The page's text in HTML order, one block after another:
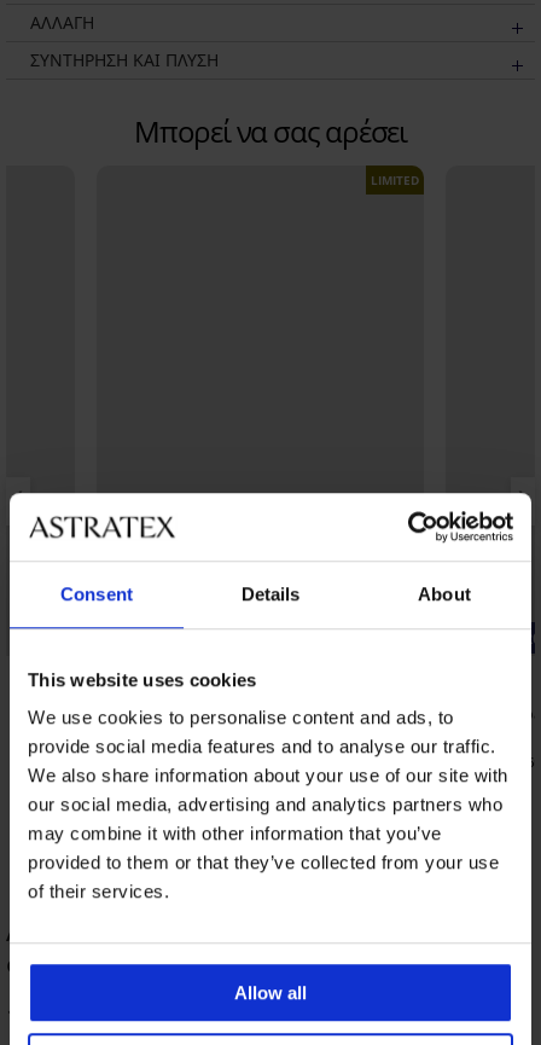
Consent Details About
This website uses cookies
We use cookies to personalise content and ads, to
provide social media features and to analyse our traffic.
We also share information about your use of our site with
our social media, advertising and analytics partners who
may combine it with other information that you’ve
provided to them or that they’ve collected from your use
of their services.
Allow all
ΑΛΛΑΓΗ
ΣΥΝΤΗΡΗΣΗ ΚΑΙ ΠΛΥΣΗ
Μπορεί να σας αρέσει
5
LIMITED
Σορτς κολύμβησης MEN-A Johny
14,99 € 24,99 €
-20% BRA20
Σουτιέν
53,99 €
43,19 €
ΑΞΙΟΛΟΓΗΣΗ ΠΡΟΪΟΝΤΟΣ ΣΕΤ
Φανελάκι εσώρουχο και σλιπ Bolero
100%